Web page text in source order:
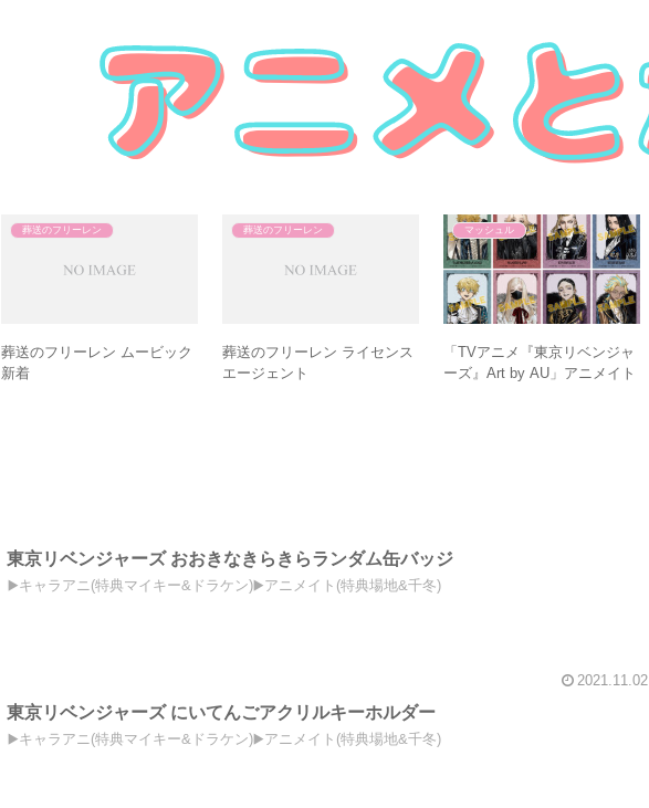
葬送のフリーレン
葬送のフリーレン ムービック
新着
葬送のフリーレン
葬送のフリーレン ライセンス
エージェント
マッシュル
「TVアニメ『東京リベンジャ
ーズ』Art by AU」アニメイト
東京リベンジャーズ おおきなきらきらランダム缶バッジ
▶️キャラアニ(特典マイキー&ドラケン)▶️アニメイト(特典場地&千冬)
2021.11.02
東京リベンジャーズ にいてんごアクリルキーホルダー
▶️キャラアニ(特典マイキー&ドラケン)▶️アニメイト(特典場地&千冬)